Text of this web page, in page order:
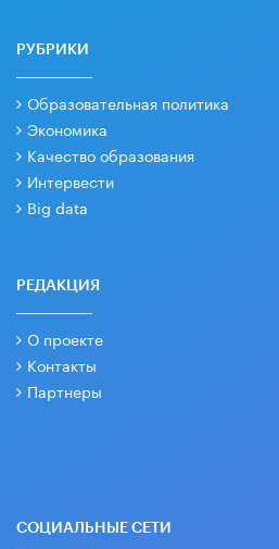
РУБРИКИ
Образовательная политика
Экономика
Качество образования
Интервести
Big data
РЕДАКЦИЯ
О проекте
Контакты
Партнеры
СОЦИАЛЬНЫЕ СЕТИ